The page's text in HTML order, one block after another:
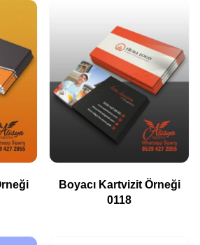
Boyacı Kartvizit Örneği
0118